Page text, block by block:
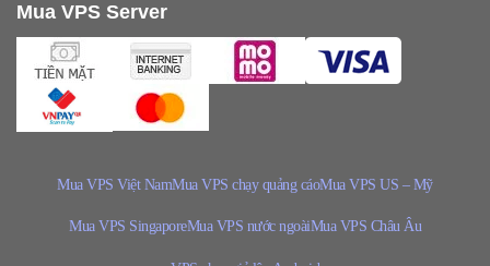
Mua VPS Server
Mua VPS Việt NamMua VPS chạy quảng cáoMua VPS US – Mỹ
Mua VPS SingaporeMua VPS nước ngoàiMua VPS Châu Âu